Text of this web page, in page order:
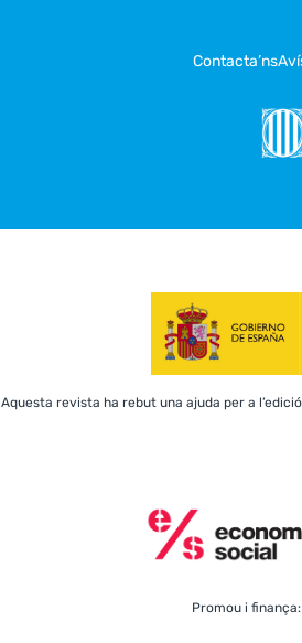
Contacta’ns
Aquesta revista ha rebut una ajuda per a
Promou i